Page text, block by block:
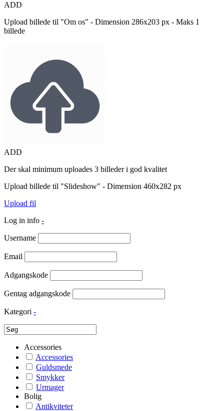
ADD
Upload billede til "Om os" - Dimension 286x203 px - Maks 1
billede
ADD
Der skal minimum uploades 3 billeder i god kvalitet
Upload billede til "Slideshow" - Dimension 460x282 px
Upload fil
Log in info -
Username
Email
Adgangskode
Gentag adgangskode
Kategori -
Accessories
Accessories
Guldsmede
Smykker
Urmager
Bolig
Antikviteter